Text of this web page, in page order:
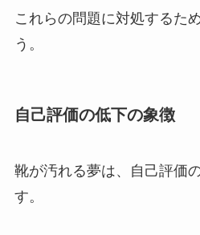
これらの問題に対処するた
う。
自己評価の低下の象徴
靴が汚れる夢は、自己評価
す。